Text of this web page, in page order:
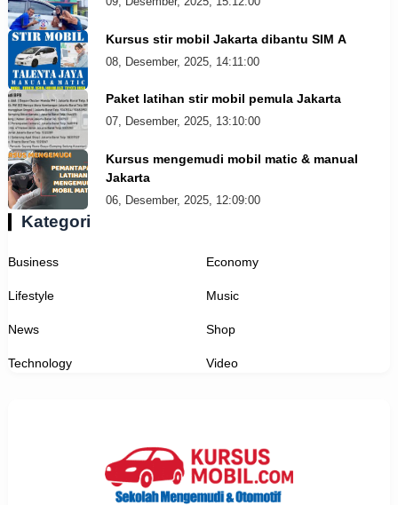
Kursus stir mobil Jakarta dibantu SIM A
08, Desember, 2025, 14:11:00
Paket latihan stir mobil pemula Jakarta
07, Desember, 2025, 13:10:00
Kursus mengemudi mobil matic & manual
Jakarta
06, Desember, 2025, 12:09:00
Kategori
Business Economy
Lifestyle Music
News Shop
Technology Video